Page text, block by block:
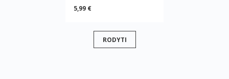
5,99 €
RODYTI